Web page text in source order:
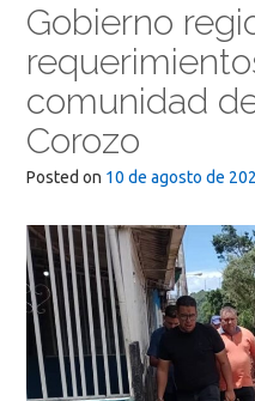
Gobierno
comunidad
Corozo
Posted on 10 de agosto de